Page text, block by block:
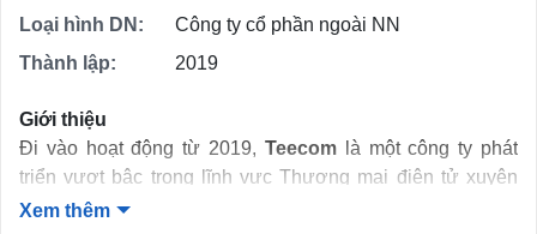
Loại hình DN:
Công ty cổ phần ngoài NN
Thành lập:
2019
Giới thiệu
Đi vào hoạt động từ 2019, Teecomlà một công ty phát
triển vượt bậc trong lĩnh vực Thương mại điện tử xuyên
biên giới (cross-border ecommerce) tại Việt Nam. Chúng
Xem thêm